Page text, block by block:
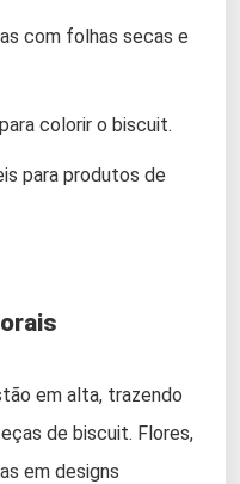
com folhas secas e
colorir o biscuit.
para produtos de
em alta, trazendo
de biscuit. Flores,
em designs